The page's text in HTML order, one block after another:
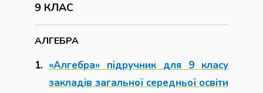
9 КЛАС
АЛГЕБРА
«Алгебра» підручник для 9 класу
закладів загальної середньої освіти